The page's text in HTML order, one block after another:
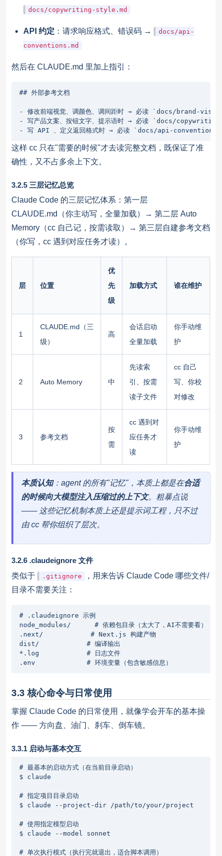
docs/copywriting-style.md
API 约定 ：请求响应格式、错误码 →
docs/api-
conventions.md
然后在 CLAUDE.md 里加上指引：
## 外部参考文档
- 修改前端视觉、调颜色、调间距时 → 必读 `docs/brand-
- 写产品文案、按钮文字、提示语时 → 必读 `docs/
- 写 API 、定义返回格式时 → 必读 `docs/api-
这样 cc 只在"需要的时候"才去读完整文档，既保证了准
确性，又不占多余上下文。
3.2.5 三层记忆总览
Claude Code 的三层记忆体系：第一层
CLAUDE.md（你主动写，全量加载）→ 第二层 Auto
Memory（cc 自己记，按需读取）→ 第三层自建参考文档
（你写，cc 遇到对应任务才读）。
层 位置
优
先
级
加载方式 谁在维护
1
CLAUDE.md（三
级）
高
会话启动
全量加载
你手动维
护
2 Auto Memory 中
先读索
引、按需
读子文件
cc 自己
写、你校
对修改
3 参考文档
按
需
cc 遇到对
应任务才
读
你手动维
护
本质认知：agent 的所有"记忆"，本质上都是在合适
的时候向大模型注入压缩过的上下文。粗暴点说
—— 这些记忆机制本质上还是提示词工程，只不过
由 cc 帮你组织了层次。
3.2.6 .claudeignore 文件
类似于
.gitignore
，用来告诉 Claude Code 哪些文件/
目录不需要关注：
# .claudeignore 示例
node_modules/      # 依赖包目录（太大了，AI不需要看）
.next/            # Next.js 构建产物
dist/            # 编译输出
*.log            # 日志文件
.env             # 环境变量（包含敏感信息）
3.3 核心命令与日常使用
掌握 Claude Code 的日常使用，就像学会开车的基本操
作 —— 方向盘、油门、刹车、倒车镜。
3.3.1 启动与基本交互
# 最基本的启动方式（在当前目录启动）
$ claude
# 指定项目目录启动
$ claude --project-dir /path/to/your/project
# 使用指定模型启动
$ claude --model sonnet
# 单次执行模式（执行完就退出，适合脚本调用）